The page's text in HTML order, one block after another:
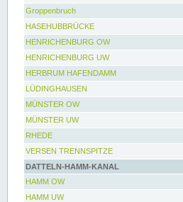
Groppenbruch
HASEHUBBRÜCKE
HENRICHENBURG OW
HENRICHENBURG UW
HERBRUM HAFENDAMM
LÜDINGHAUSEN
MÜNSTER OW
MÜNSTER UW
RHEDE
VERSEN TRENNSPITZE
DATTELN-HAMM-KANAL
HAMM OW
HAMM UW